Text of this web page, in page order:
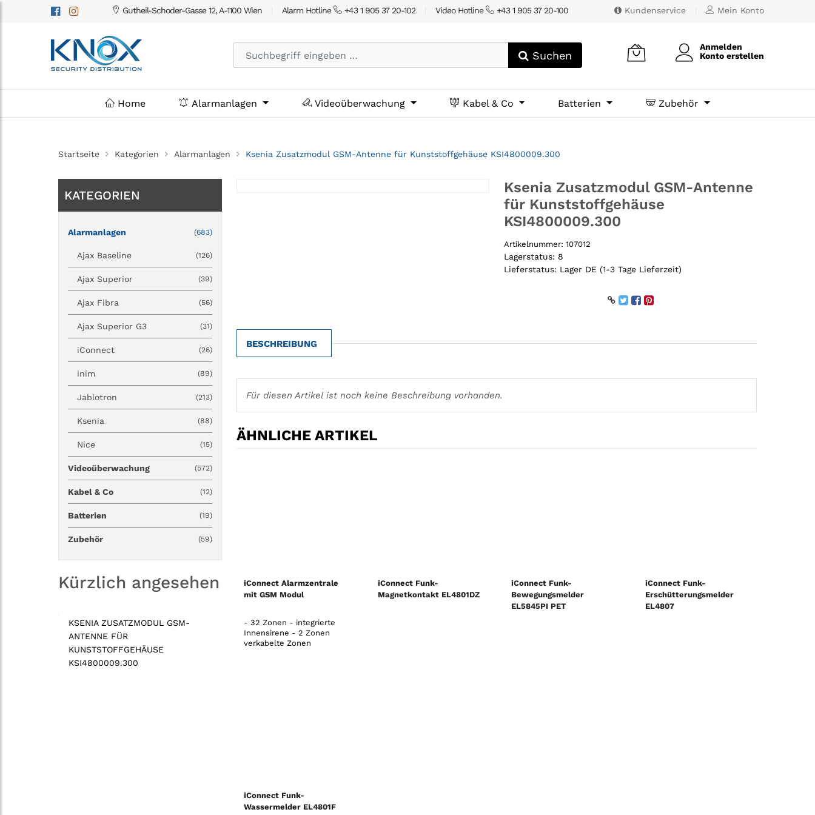
Gutheil-Schoder-Gasse 12, A-1100 Wien Alarm Hotline +43 1 905 37 20-102 Video Hotline +43 1 905 37 20-100 Kundenservice Mein Konto
Suchen
Anmelden
Konto erstellen
Home Alarmanlagen Videoüberwachung Kabel & Co Batterien Zubehör
Startseite Kategorien Alarmanlagen Ksenia Zusatzmodul GSM-Antenne für Kunststoffgehäuse KSI4800009.300
KATEGORIEN
Alarmanlagen (683)
Ajax Baseline (126)
Ajax Superior (39)
Ajax Fibra (56)
Ajax Superior G3 (31)
iConnect (26)
inim (89)
Jablotron (213)
Ksenia (88)
Nice (15)
Videoüberwachung (572)
Kabel & Co (12)
Batterien (19)
Zubehör (59)
Kürzlich angesehen
KSENIA ZUSATZMODUL GSM-
ANTENNE FÜR
KUNSTSTOFFGEHÄUSE
KSI4800009.300
Ksenia Zusatzmodul GSM-Antenne
für Kunststoffgehäuse
KSI4800009.300
Artikelnummer: 107012
Lagerstatus: 8
Lieferstatus: Lager DE (1-3 Tage Lieferzeit)
BESCHREIBUNG
Für diesen Artikel ist noch keine Beschreibung vorhanden.
ÄHNLICHE ARTIKEL
iConnect Alarmzentrale
mit GSM Modul
- 32 Zonen - integrierte
Innensirene - 2 Zonen
verkabelte Zonen
iConnect Funk-
Magnetkontakt EL4801DZ
iConnect Funk-
Bewegungsmelder
EL5845PI PET
iConnect Funk-
Erschütterungsmelder
EL4807
iConnect Funk-
Wassermelder EL4801F